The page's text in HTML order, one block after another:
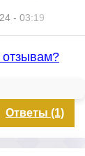
- 03:19
отзывам?
Ответы (1)